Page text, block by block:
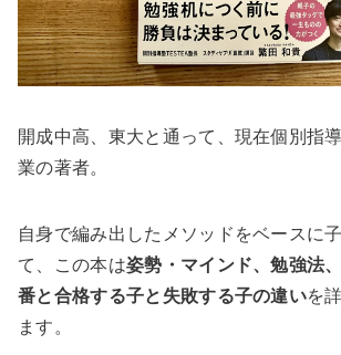
開成中高、東大と通って、現在個別指
業の著者。
自身で編み出したメソッドをベースに
て、この本は姿勢・マインド、勉強法
番と合格する子と失敗する子の違いを
ます。